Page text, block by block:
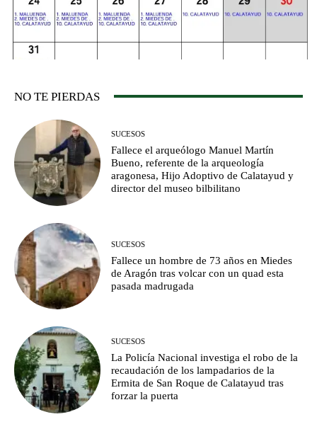
NO TE PIERDAS
SUCESOS
Fallece el arqueólogo Manuel Martín
Bueno, referente de la arqueología
aragonesa, Hijo Adoptivo de Calatayud y
director del museo bilbilitano
SUCESOS
Fallece un hombre de 73 años en Miedes
de Aragón tras volcar con un quad esta
pasada madrugada
SUCESOS
La Policía Nacional investiga el robo de la
recaudación de los lampadarios de la
Ermita de San Roque de Calatayud tras
forzar la puerta